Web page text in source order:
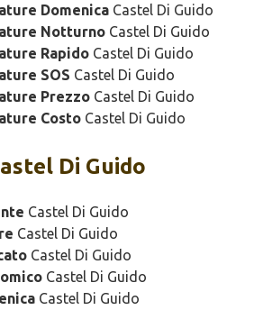
Domenica Castel Di Guido
Notturno Castel Di Guido
Rapido Castel Di Guido
SOS Castel Di Guido
Prezzo Castel Di Guido
Costo Castel Di Guido
Di Guido
Castel Di Guido
Castel Di Guido
Castel Di Guido
Castel Di Guido
Castel Di Guido